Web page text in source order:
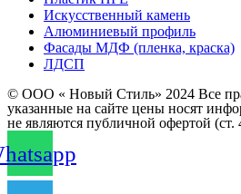
Искусственный камень
Алюминиевый профиль
Фасады МДФ (пленка, краска)
ЛДСП
© ООО « Новый Стиль» 2024 Все
указанные на сайте цены носят
не являются публичной офертой